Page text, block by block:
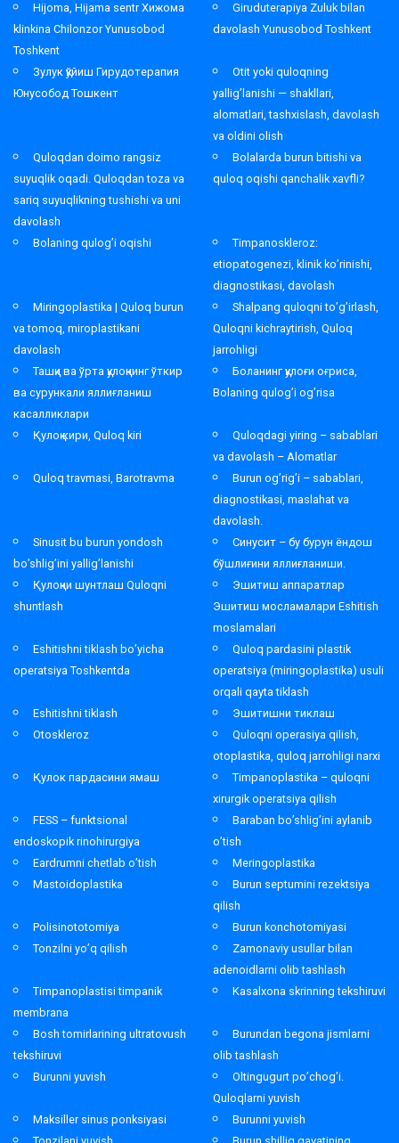
Hijoma, Hijama sentr Хижома
klinkina Chilonzor Yunusobod
Toshkent
Giruduterapiya Zuluk bilan
davolash Yunusobod Toshkent
Зулук қўйиш Гирудотерапия
Юнусобод Тошкент
Otit yoki quloqning
yallig’lanishi — shakllari,
alomatlari, tashxislash, davolash
va oldini olish
Quloqdan doimo rangsiz
suyuqlik oqadi. Quloqdan toza va
sariq suyuqlikning tushishi va uni
davolash
Bolalarda burun bitishi va
quloq oqishi qanchalik xavfli?
Bolaning qulog’i oqishi
Timpanoskleroz:
etiopatogenezi, klinik ko’rinishi,
diagnostikasi, davolash
Miringoplastika | Quloq burun
va tomoq, miroplastikani
davolash
Shalpang quloqni to’g’irlash,
Quloqni kichraytirish, Quloq
jarrohligi
Ташқи ва ўрта қулоқнинг ўткир
ва сурункали яллиғланиш
касалликлари
Боланинг қулоғи оғриса,
Bolaning qulog’i og’risa
Қулоқ кири, Quloq kiri
Quloqdagi yiring – sabablari
va davolash – Alomatlar
Quloq travmasi, Barotravma
Burun og’rig’i – sabablari,
diagnostikasi, maslahat va
davolash.
Sinusit bu burun yondosh
bo’shlig’ini yallig’lanishi
Синусит – бу бурун ёндош
бўшлиғини яллиғланиши.
Қулоқни шунтлаш Quloqni
shuntlash
Эшитиш аппаратлар
Эшитиш мосламалари Eshitish
moslamalari
Eshitishni tiklash bo’yicha
operatsiya Toshkentda
Quloq pardasini plastik
operatsiya (miringoplastika) usuli
orqali qayta tiklash
Eshitishni tiklash
Эшитишни тиклаш
Otoskleroz
Quloqni operasiya qilish,
otoplastika, quloq jarrohligi narxi
Қулок пардасини ямаш
Timpanoplastika – quloqni
xirurgik operatsiya qilish
FESS – funktsional
endoskopik rinohirurgiya
Baraban bo’shlig’ini aylanib
o’tish
Eardrumni chetlab o’tish
Meringoplastika
Mastoidoplastika
Burun septumini rezektsiya
qilish
Polisinototomiya
Burun konchotomiyasi
Tonzilni yo’q qilish
Zamonaviy usullar bilan
adenoidlarni olib tashlash
Timpanoplastisi timpanik
membrana
Kasalxona skrinning tekshiruvi
Bosh tomirlarining ultratovush
tekshiruvi
Burundan begona jismlarni
olib tashlash
Burunni yuvish
Oltingugurt po’chog’i.
Quloqlarni yuvish
Maksiller sinus ponksiyasi
Burunni yuvish